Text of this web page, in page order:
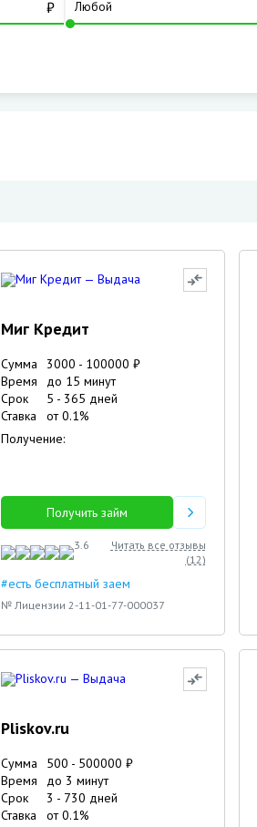
₽
Миг Кредит
Сумма 3000 - 100000 ₽
Время
до 15 минут
Срок
5 - 365 дней
Ставка
от0.1%
Получение:
Получить займ
3.6
Читать все отзывы
(12)
#есть бесплатный заем
№ Лицензии 2-11-01-77-000037
Pliskov.ru
Сумма 500 - 500000 ₽
Время
до 3 минут
Срок
3 - 730 дней
Ставка
от0.1%